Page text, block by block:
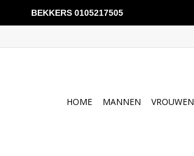
HOME MANNEN VROUWEN
BEKKERS 0105217505